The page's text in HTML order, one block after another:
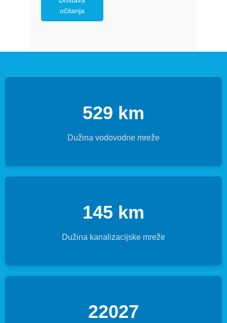
očitanja
529 km
Dužina vodovodne mreže
145 km
Dužina kanalizacijske mreže
22027